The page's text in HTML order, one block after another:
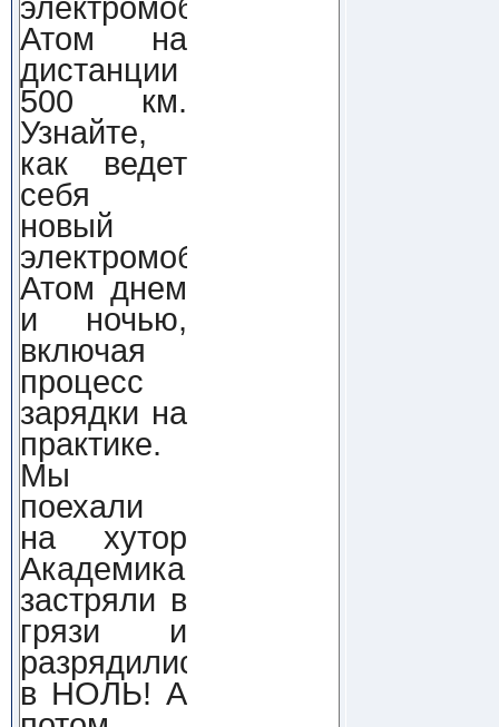
электромобиля
Атом на
дистанции
500 км.
Узнайте,
как ведет
себя
новый
электромобиль
Атом днем
и ночью,
включая
процесс
зарядки на
практике.
Мы
поехали
на хутор
Академика,
застряли в
грязи и
разрядились
в НОЛЬ! А